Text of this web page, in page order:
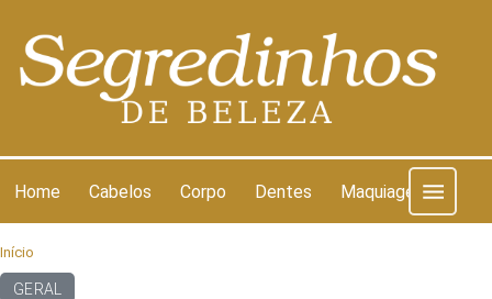
Home Cabelos Corpo Dentes Maquiagem
Início
GERAL